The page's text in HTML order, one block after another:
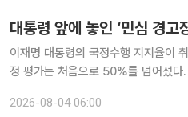
대통령 앞에 놓인 ‘민심 경고
이재명 대통령의 국정수행 지지율이
정 평가는 처음으로 50%를 넘어섰다
지수펀드(ETF) 논란, 부동산 세제 개
2026-08-04 06:00